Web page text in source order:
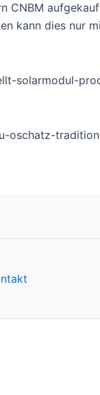
CNBM
kann dies nur
solarmodul-
oschatz-